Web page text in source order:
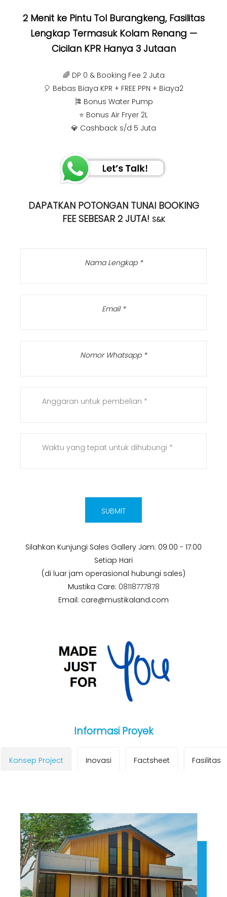
2 Menit ke Pintu Tol Burangkeng, Fasilitas
Lengkap Termasuk Kolam Renang —
Cicilan KPR Hanya 3 Jutaan
🌈 DP 0 & Booking Fee 2 Juta
🎈 Bebas Biaya KPR + FREE PPN + Biaya2
🎏 Bonus Water Pump
⭐️ Bonus Air Fryer 2L
💎 Cashback s/d 5 Juta
DAPATKAN POTONGAN TUNAI BOOKING
FEE SEBESAR 2 JUTA! S&K
SUBMIT
Silahkan Kunjungi Sales Gallery Jam: 09:00 - 17:00
Setiap Hari
(di luar jam operasional hubungi sales)
Mustika Care: 08118777878
Email: care@mustikaland.com
Informasi Proyek
Konsep Project Inovasi Factsheet Fasilitas